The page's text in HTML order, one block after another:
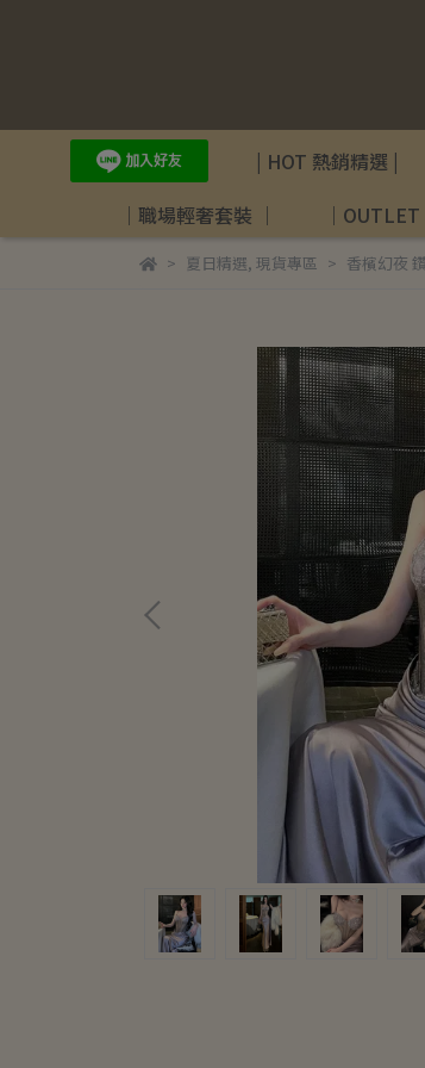
| HOT 熱銷精選 |
｜職場輕奢套裝 ｜
｜OUTLET
夏日精選, 現貨專區 香檳幻夜